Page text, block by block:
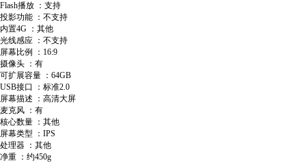
Flash播放 ：支持
投影功能 ：不支持
内置4G ：其他
光线感应 ：不支持
屏幕比例 ：16:9
摄像头 ：有
可扩展容量 ：64GB
USB接口 ：标准2.0
屏幕描述 ：高清大屏
麦克风 ：有
核心数量 ：其他
屏幕类型 ：IPS
处理器 ：其他
净重 ：约450g